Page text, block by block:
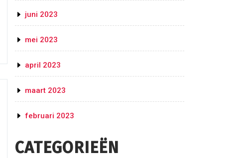
juni 2023
mei 2023
april 2023
maart 2023
februari 2023
CATEGORIEËN